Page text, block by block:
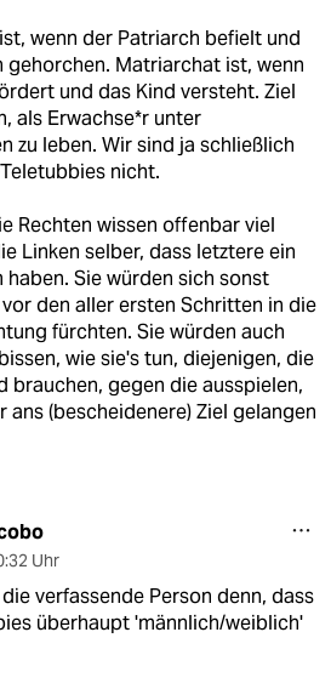
wenn der Patriarch befielt und
gehorchen. Matriarchat ist, wenn
und das Kind versteht. Ziel
als Erwachse*r unter
zu leben. Wir sind ja schließlich
nicht.
Rechten wissen offenbar viel
Linken selber, dass letztere ein
Sie würden sich sonst
den aller ersten Schritten in die
fürchten. Sie würden auch
wie sie's tun, diejenigen, die
brauchen, gegen die ausspielen,
ans (bescheidenere) Ziel gelangen
Uhr
verfassende Person denn, dass
überhaupt 'männlich/weiblich'